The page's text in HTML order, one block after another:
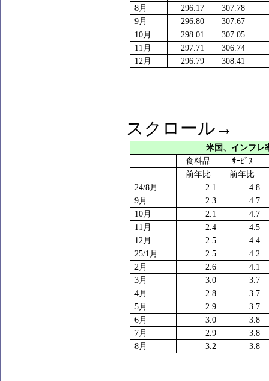
8月 296.17
307.78
9月 296.80
307.67
10月 298.01
307.05
11 月 297.71
306.74
12月 296.79 308.41
スクロール→
米国、インフレ
食料品
ｻｰﾋﾞｽ
前年比
前年比
24/8月 2.1
4.8
9月 2.3
4.7
10月 2.1
4.7
11 月 2.4
4.5
12月 2.5
4.4
25/1 月 2.5
4.2
2月 2.6
4.1
3月 3.0
3.7
4月 2.8
3.7
5月 2.9
3.7
6月 3.0
3.8
7月 2.9
3.8
8月 3.2 3.8